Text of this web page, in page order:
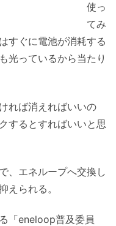
使っ
てみ
すぐに電池が消耗する
光っているから当たり
れば消えればいいの
するとすればいいと思
、エネループへ交換し
えられる。
「eneloop普及委員